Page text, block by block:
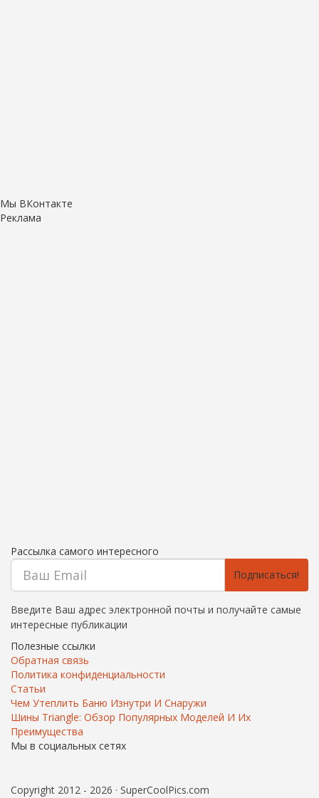
Мы ВКонтакте
Реклама
Рассылка самого интересного
Подписаться!
Введите Ваш адрес электронной почты и получайте самые
интересные публикации
Полезные ссылки
Обратная связь
Политика конфиденциальности
Статьи
Чем Утеплить Баню Изнутри И Снаружи
Шины Triangle: Обзор Популярных Моделей И Их
Преимущества
Мы в социальных сетях
Copyright 2012 - 2026 · SuperCoolPics.com